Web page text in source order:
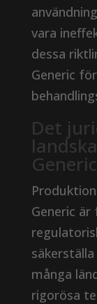
vara
dessa
Generic
Det
Generic
Generic
många
rigorösa